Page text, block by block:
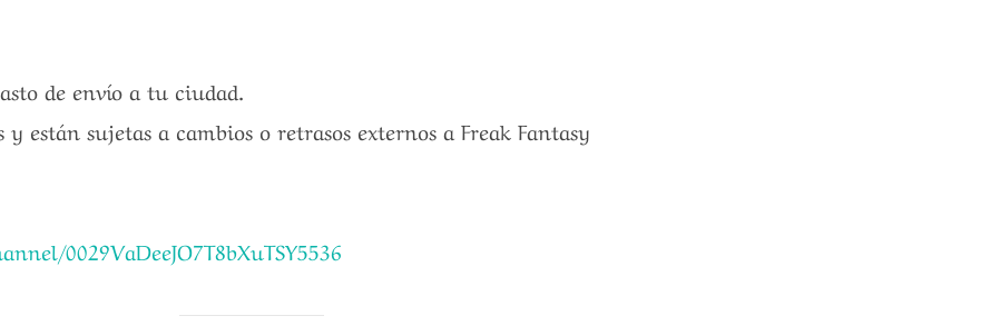
de envío a tu ciudad.
y están sujetas a cambios o retrasos externos a Freak Fantasy
0029VaDeeJO7T8bXuTSY5536